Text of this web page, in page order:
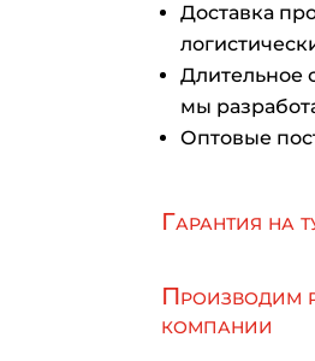
Доставка
Длительное
мы
Оптовые
Гарантия на
Производим
компании